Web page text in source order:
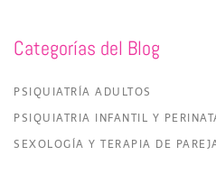
Categorías del Blog
PSIQUIATRÍA ADULTOS
PSIQUIATRIA INFANTIL Y
SEXOLOGÍA Y TERAPIA DE